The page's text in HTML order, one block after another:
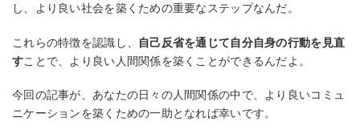
し、より良い社会を築くための重要なステップなんだ。
これらの特徴を認識し、
自己反省を通じて自分自身の行動を見直
すことで、より良い人間関係を築くことができるんだよ。
今回の記事が、あなたの日々の人間関係の中で、より良いコミュ
ニケーションを築くための一助となれば幸いです。